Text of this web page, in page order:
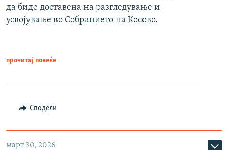
да биде доставена на разгледување и
усвојување во Собранието на Косово.
прочитај повеќе
Сподели
март 30, 2026